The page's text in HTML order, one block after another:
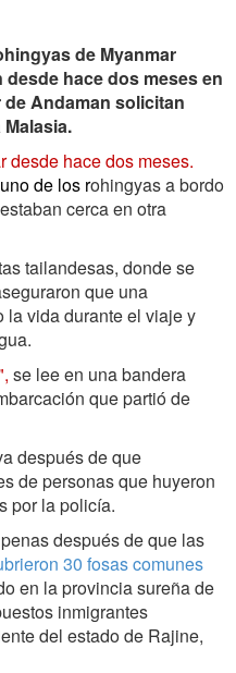
de Myanmar
hace dos meses en
de Andaman solicitan
desde hace dos meses.
de los rohingyas a bordo
cerca en otra
tailandesas, donde se
que una
la vida durante el viaje y
se lee en una bandera
que partió de
después de que
de personas que huyeron
por la policía.
después de que las
30 fosas comunes
en la provincia sureña de
inmigrantes
del estado de Rajine,